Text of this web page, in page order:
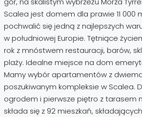
Scalea jest domem dla prawie 11 000
pochwalić się jedną z najlepszych
w południowej Europie. Tętniące
rok z mnóstwem restauracji, barów,
plaży. Idealne miejsce na dom
Mamy wybór apartamentów z
poszukiwanym kompleksie w Scalea.
ogrodem i pierwsze piętro z tarasem
składa się z 92 mieszkań,